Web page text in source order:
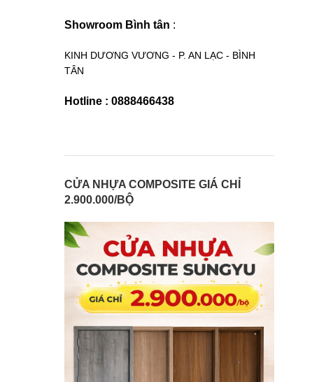
Showroom Bình tân :
KINH DƯƠNG VƯƠNG - P. AN LẠC - BÌNH
TÂN
Hotline : 0888466438
CỬA NHỰA COMPOSITE GIÁ CHỈ
2.900.000/BỘ